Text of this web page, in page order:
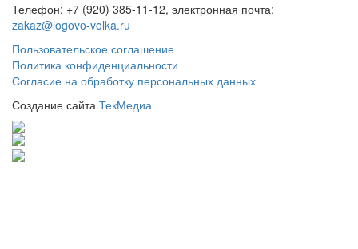
Телефон: +7 (920) 385-11-12, электронная почта:
zakaz@logovo-volka.ru
Пользовательское соглашение
Политика конфиденциальности
Согласие на обработку персональных данных
Создание сайта ТекМедиа